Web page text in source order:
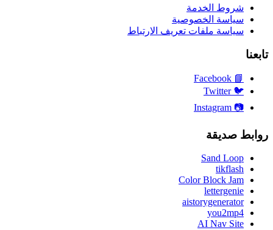
شروط الخدمة
سياسة الخصوصية
سياسة ملفات تعريف الارتباط
تابعنا
📘
🐦
Twitter
📷
روابط صديقة
Sand Loop
tikflash
Color Block Jam
lettergenie
aistorygenerator
you2mp4
AI Nav Site